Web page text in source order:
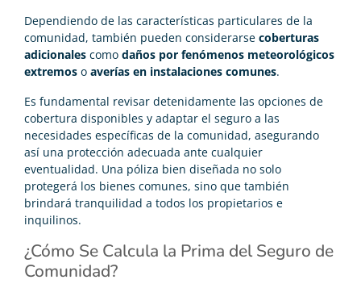
Dependiendo de las características particulares de la
comunidad, también pueden considerarse coberturas
adicionales como daños por fenómenos meteorológicos
extremos o averías en instalaciones comunes.
Es fundamental revisar detenidamente las opciones de
cobertura disponibles y adaptar el seguro a las
necesidades específicas de la comunidad, asegurando
así una protección adecuada ante cualquier
eventualidad. Una póliza bien diseñada no solo
protegerá los bienes comunes, sino que también
brindará tranquilidad a todos los propietarios e
inquilinos.
¿Cómo Se Calcula la Prima del Seguro de
Comunidad?